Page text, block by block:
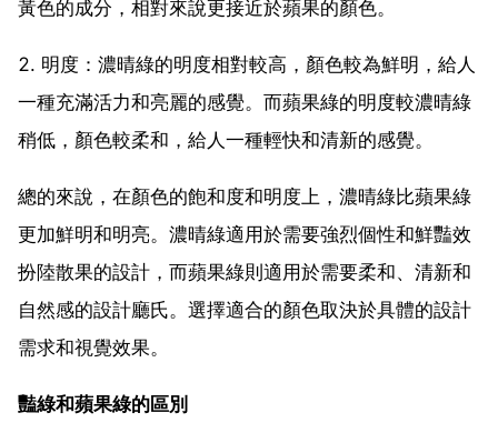
黃色的成分，相對來說更接近於蘋果的顏色。
2. 明度：濃晴綠的明度相對較高，顏色較為鮮明，給人
一種充滿活力和亮麗的感覺。而蘋果綠的明度較濃晴綠
稍低，顏色較柔和，給人一種輕快和清新的感覺。
總的來說，在顏色的飽和度和明度上，濃晴綠比蘋果綠
更加鮮明和明亮。濃晴綠適用於需要強烈個性和鮮豔效
扮陸散果的設計，而蘋果綠則適用於需要柔和、清新和
自然感的設計廳氏。選擇適合的顏色取決於具體的設計
需求和視覺效果。
豔綠和蘋果綠的區別